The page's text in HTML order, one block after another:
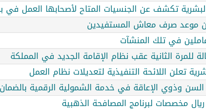
تكشف عن الجنسيات المتاح لأصحابها العمل في
موعد صرف معاش المستفيدين
الثانية عقب نظام الإقامة الجديد في المملكة
تعلن اللائحة التنفيذية لتعديلات نظام العمل
وذوي الإعاقة في خدمة الشمولية الرقمية